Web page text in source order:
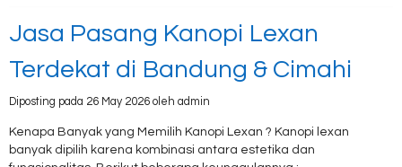
Jasa Pasang Kanopi Lexan
Terdekat di Bandung & Cimahi
Diposting pada 26 May 2026 oleh admin
Kenapa Banyak yang Memilih Kanopi Lexan ? Kanopi lexan
banyak dipilih karena kombinasi antara estetika dan